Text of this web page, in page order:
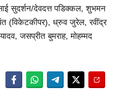
सुदर्शन/देवदत्त पडिक्कल, शुभमन
(विकेटकीपर), ध्रुव जुरेल, रवींद्र
जसप्रीत बुमराह, मोहम्मद